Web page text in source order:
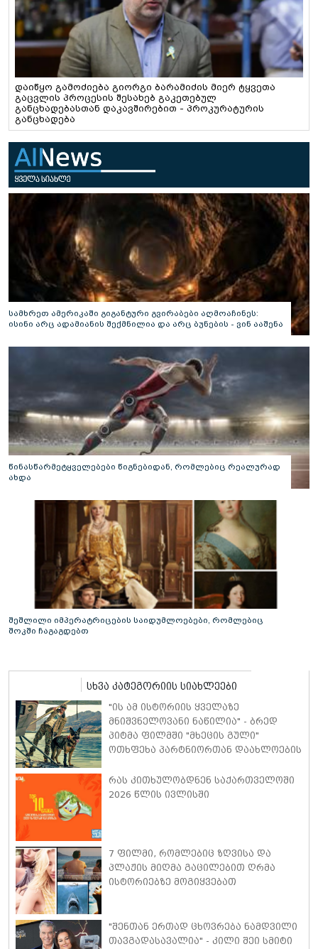
დაიწყო გამოძიება გიორგი ბარამიძის მიერ ტყვეთა
გაცვლის პროცესის შესახებ გაკეთებულ
განცხადებასთან დაკავშირებით - პროკურატურის
განცხადება
სამხრეთ ამერიკაში გიგანტური გვირაბები აღმოაჩინეს:
ისინი არც ადამიანის შექმნილია და არც ბუნების - ვინ ააშენა
წინასწარმეტყველებები წიგნებიდან, რომლებიც რეალურად
ახდა
შეშლილი იმპერატრიცების საიდუმლოებები, რომლებიც
შოკში ჩაგაგდებთ
სხვა კატეგორიის სიახლეები
"ის ამ ისტორიის ყველაზე
მნიშვნელოვანი ნაწილია" - ბრედ
პიტმა ფილმში "მხეცის გული"
ოთხფეხა პარტნიორთან დაახლოების
ისაუბრა
რას კითხულობდნენ საქართველოში
2026 წლის ივლისში
7 ფილმი, რომლებიც ზღვისა და
პლაჟის მიღმა გაცილებით ღრმა
ისტორიებზე მოგიყვებათ
"შენთან ერთად ცხოვრება ნამდვილი
თავგადასავალია" - კილი შეი სმიტი